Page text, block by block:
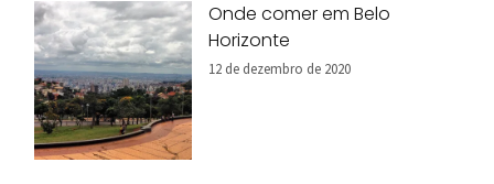
Onde comer em Belo
Horizonte
12 de dezembro de 2020